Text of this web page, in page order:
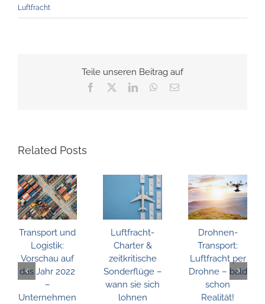
Luftfracht
Teile unseren Beitrag auf
Facebook LinkedInWhatsApp
Email
Related Posts
Transport und
Logistik:
Vorschau auf
das Jahr 2022
–
Unternehmen
Luftfracht-
Charter &
zeitkritische
Sonderflüge –
wann sie sich
lohnen
Drohnen-
Transport:
Luftfracht per
Drohne – bald
schon
Realität!